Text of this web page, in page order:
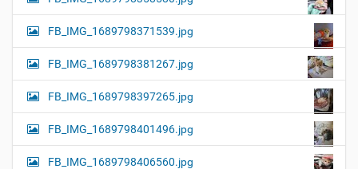
FB_IMG_1689798371539.jpg
FB_IMG_1689798381267.jpg
FB_IMG_1689798397265.jpg
FB_IMG_1689798401496.jpg
FB_IMG_1689798406560.jpg